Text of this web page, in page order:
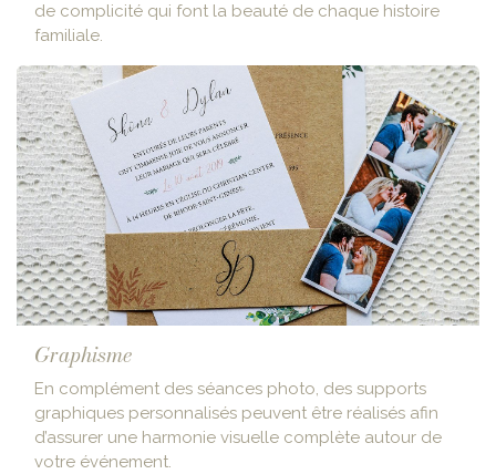
de complicité qui font la beauté de chaque histoire
familiale.
Graphisme
En complément des séances photo, des supports
graphiques personnalisés peuvent être réalisés afin
d’assurer une harmonie visuelle complète autour de
votre événement.